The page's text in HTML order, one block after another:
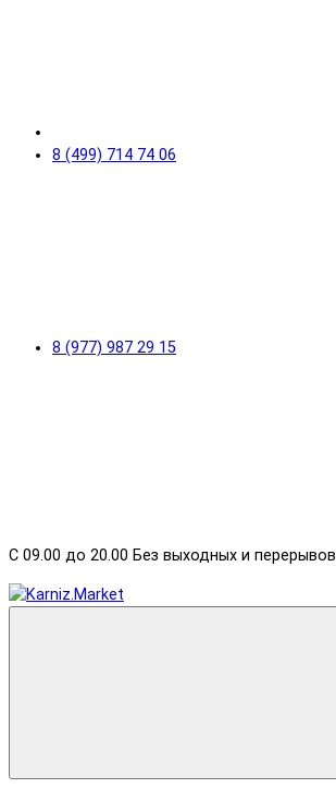
8 (499) 714 74 06
8 (977) 987 29 15
С 09.00 до 20.00 Без выходных и перерывов